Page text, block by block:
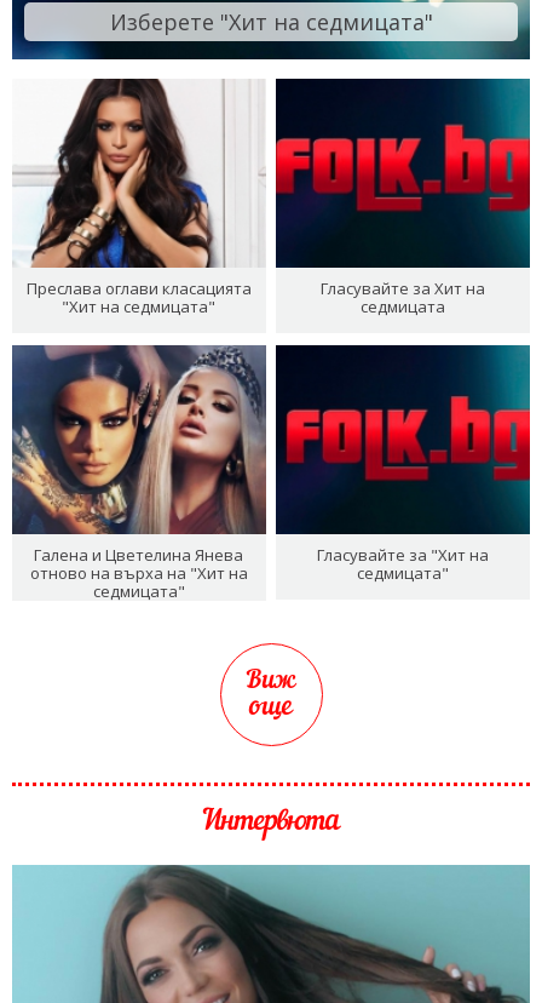
Изберете "Хит на седмицата"
Преслава оглави класацията
"Хит на седмицата"
Гласувайте за Хит на
седмицата
Галена и Цветелина Янева
отново на върха на "Хит на
седмицата"
Гласувайте за "Хит на
седмицата"
Виж
още
Интервюта